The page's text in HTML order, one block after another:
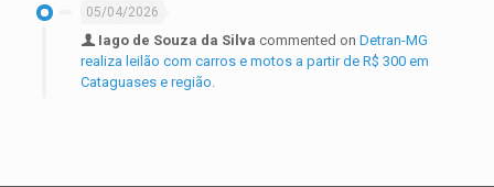
05/04/2026
Iago de Souza da Silva commented on Detran-MG
realiza leilão com carros e motos a partir de R$ 300 em
Cataguases e região.